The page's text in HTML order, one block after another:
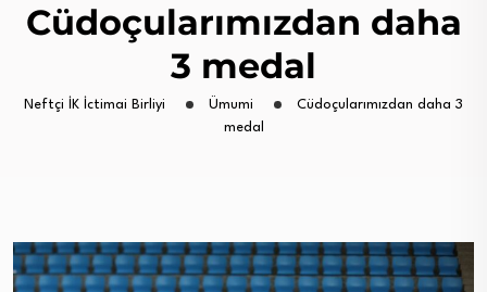
Cüdoçularımızdan daha
3 medal
Neftçi İK İctimai Birliyi Ümumi
Cüdoçularımızdan daha 3
medal